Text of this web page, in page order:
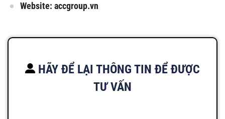
Website: accgroup.vn
HÃY ĐỂ LẠI THÔNG TIN ĐỂ ĐƯỢC
TƯ VẤN